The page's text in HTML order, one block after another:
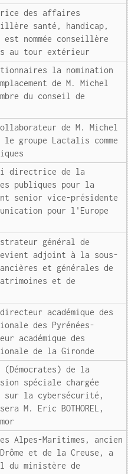
des affaires
santé, handicap,
nommée conseillère
au tour extérieur
la nomination
de M. Michel
du conseil de
de M. Michel
groupe Lactalis comme
directrice de la
publiques pour la
senior vice-présidente
pour l'Europe
général de
adjoint à la sous-
et générales de
et de
académique des
des Pyrénées-
académique des
de la Gironde
(Démocrates) de la
spéciale chargée
la cybersécurité,
M. Eric BOTHOREL,
Alpes-Maritimes, ancien
et de la Creuse, a
du ministère de